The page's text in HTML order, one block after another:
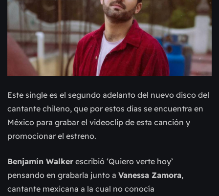
Este single es el segundo adelanto del nuevo disco del
cantante chileno, que por estos días se encuentra en
México para grabar el videoclip de esta canción y
promocionar el estreno.
Benjamín Walker escribió ‘Quiero verte hoy’
pensando en grabarla junto a Vanessa Zamora,
cantante mexicana a la cual no conocía